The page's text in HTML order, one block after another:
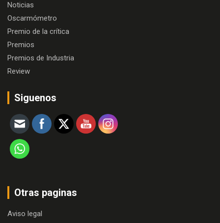
Noticias
Oscarmómetro
Premio de la crítica
Premios
Premios de Industria
Review
Siguenos
Otras paginas
Aviso legal